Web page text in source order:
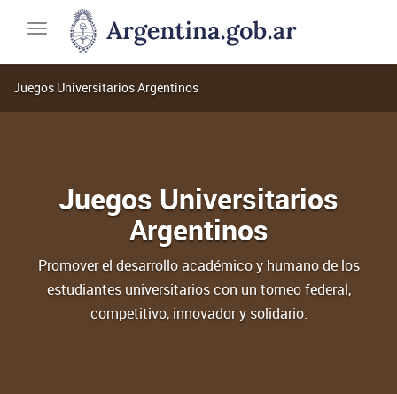
Toggle
navigation
JUAR Ministerio
de
Juegos Universitarios Argentinos
Juegos Universitarios
Argentinos
Promover el desarrollo académico y humano de los
estudiantes universitarios con un torneo federal,
competitivo, innovador y solidario.